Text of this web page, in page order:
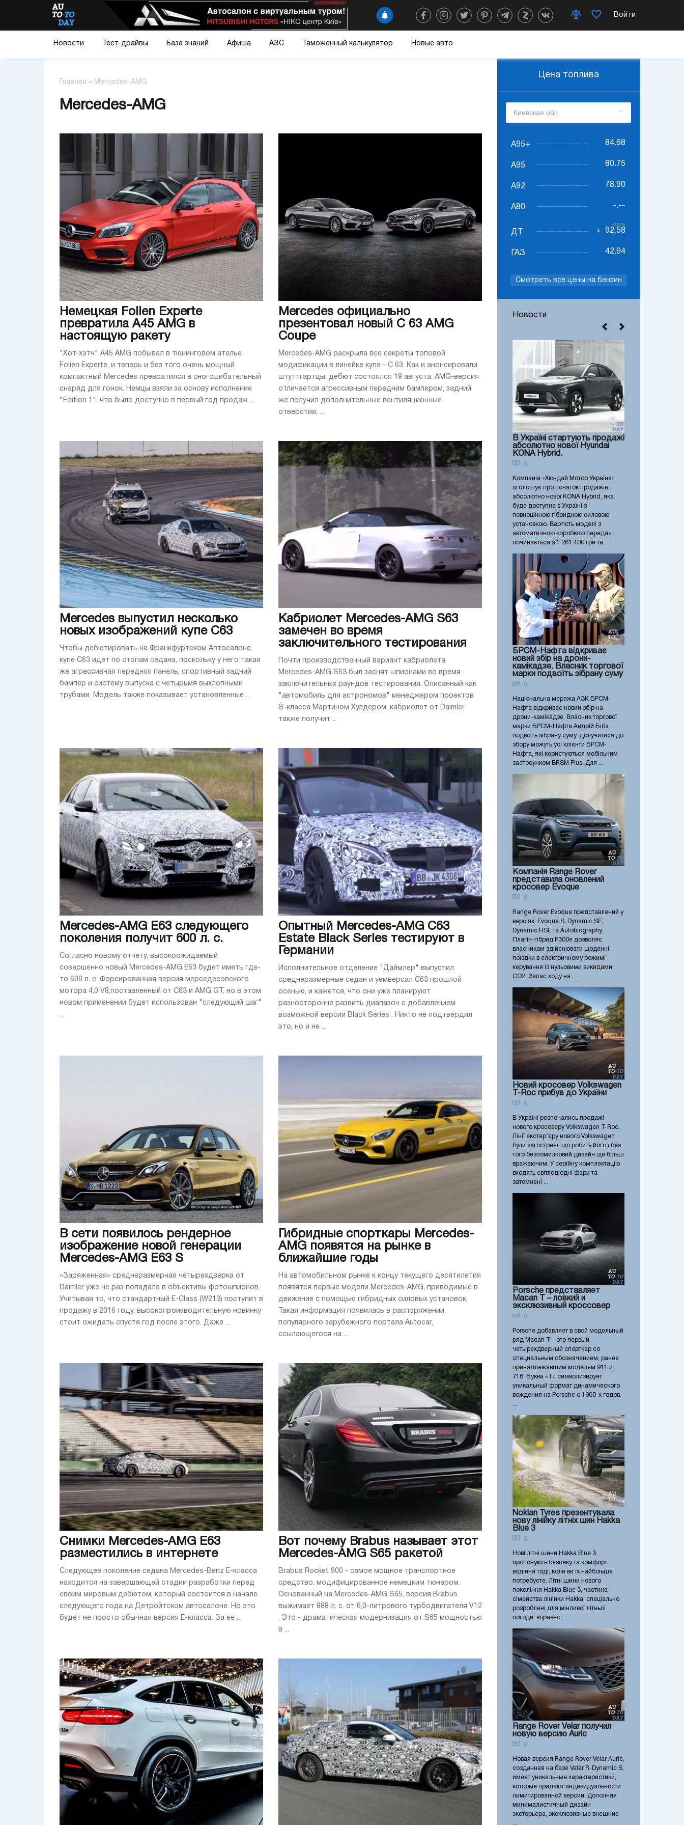
Войти
Новости Тест-драйвы База знаний Афиша АЗС Таможенный калькулятор Новые авто
Главная » Mercedes-AMG
Mercedes-AMG
Немецкая Folien Experte
превратила A45 AMG в
настоящую ракету
"Хот-хэтч" A45 AMG побывал в тюнинговом ателье
Folien Experte, и теперь и без того очень мощный
компактный Mercedes превратился в сногсшибательный
снаряд для гонок. Немцы взяли за основу исполнение
"Edition 1", что было доступно в первый год продаж ...
Mercedes официально
презентовал новый C 63 AMG
Coupe
Mercedes-AMG раскрыла все секреты топовой
модификации в линейке купе - C 63. Как и анонсировали
штуттгартцы, дебют состоялся 19 августа. AMG-версия
отличается агрессивным передним бампером, задний
же получил дополнительные вентиляционные
отверстия, ...
Mercedes выпустил несколько
новых изображений купе C63
Чтобы дебютировать на Франкфуртском Автосалоне,
купе C63 идет по стопам седана, поскольку у него такая
же агрессивная передняя панель, спортивный задний
бампер и систему выпуска с четырьмя выхлопными
трубами. Модель также показывает установленные ...
Кабриолет Mercedes-AMG S63
замечен во время
заключительного тестирования
Почти производственный вариант кабриолета
Mercedes-AMG S63 был заснят шпионами во время
заключительных раундов тестирования. Описанный как
"автомобиль для астрономов" менеджером проектов
S-класса Мартином Хулдером, кабриолет от Daimler
также получит ...
Mercedes-AMG E63 следующего
поколения получит 600 л. с.
Согласно новому отчету, высокоожидаемый
совершенно новый Mercedes-AMG E63 будет иметь где-
то 600 л. с. Форсированная версия мерседесовского
мотора 4,0 V8,поставленный от C63 и AMG GT, но в этом
новом применении будет использован "следующий шаг"
...
Опытный Mercedes-AMG C63
Estate Black Series тестируют в
Германии
Исполнительное отделение "Даймлер" выпустил
среднеразмерные седан и уемверсал C63 прошлой
осенью, и кажется, что они уже планируют
разносторонне развить диапазон с добавлением
возможной версии Black Series . Никто не подтвердил
это, но и не ...
В сети появилось рендерное
изображение новой генерации
Mercedes-AMG E63 S
«Заряженная» среднеразмерная четырехдверка от
Daimler уже не раз попадала в объективы фотошпионов.
Учитывая то, что стандартный E-Class (W213) поступит в
продажу в 2016 году, высокопроизводительную новинку
стоит ожидать спустя год после этого. Даже ...
Гибридные спорткары Mercedes-
AMG появятся на рынке в
ближайшие годы
На автомобильном рынке к концу текущего десятилетия
появятся первые модели Mercedes-AMG, приводимые в
движение с помощью гибридных силовых установок.
Такая информация появилась в распоряжении
популярного зарубежного портала Autocar,
ссылающегося на ...
Снимки Mercedes-AMG E63
разместились в интернете
Следующее поколение седана Mercedes-Benz E-класса
находится на завершающей стадии разработки перед
своим мировым дебютом, который состоится в начале
следующего года на Детройтском автосалоне. Но это
будет не просто обычная версия E-класса. За ее ...
Вот почему Brabus называет этот
Mercedes-AMG S65 ракетой
Brabus Rocket 900 - самое мощное транспортное
средство, модифицированное немецким тюнером.
Основанный на Mercedes-AMG S65, версия Brabus
выжимает 888 л. с. от 6,0-литрового турбодвигателя V12
. Это - драматическая модернизация от S65 мощностью
в ...
Цена топлива
А95+ 84.68
А95 80.75
А92 78.90
А80 -.--
ДТ
-0.51%
92.58
ГАЗ 42.94
Смотреть все цены на бензин
Новости
В Україні стартують продажі
абсолютно нової Hyundai
KONA Hybrid.
0
Компанія «Хюндай Мотор Україна»
оголошує про початок продажів
абсолютно нової KONA Hybrid, яка
буде доступна в Україні з
повноцінною гібридною силовою
установкою. Вартість моделі з
автоматичною коробкою передач
починається з 1 281 400 грн та ...
БРСМ-Нафта відкриває
новий збір на дрони-
камікадзе. Власник торгової
марки подвоїть зібрану суму
0
Національна мережа АЗК БРСМ-
Нафта відкриває новий збір на
дрони-камікадзе. Власник торгової
марки БРСМ-Нафта Андрій Біба
подвоїть зібрану суму. Долучитися до
збору можуть усі клієнти БРСМ-
Нафта, які користуються мобільним
застосунком BRSM Plus. Для ...
Компанія Range Rover
представила оновлений
кросовер Evoque
0
Range Rover Evoque представлений у
версіях: Evoque S, Dynamic SE,
Dynamic HSE та Autobiography.
Плагін-гібрид P300e дозволяє
власникам здійснювати щоденні
поїздки в електричному режимі
керування із нульовими викидами
CO2. Запас ходу на ...
Новий кросовер Volkswagen
T-Roc прибув до України
0
В Україні розпочались продажі
нового кросоверу Volkswagen T-Roc.
Лінії екстер’єру нового Volkswagen
були загострені, що робить його і без
того безпомилковий дизайн ще більш
вражаючим. У серійну комплектацію
входять світлодіодні фари та
затемнені ...
Porsche представляет
Macan T – ловкий и
эксклюзивный кроссовер
0
Porsche добавляет в свой модельный
ряд Macan T – это первый
четырехдверный спорткар со
специальным обозначением, ранее
принадлежавшим моделям 911 и
718. Буква «T» символизирует
уникальный формат динамического
вождения на Porsche с 1960-х годов.
...
Nokian Tyres презентувала
нову лінійку літніх шин Hakka
Blue 3
0
Нові літні шини Hakka Blue 3
пропонують безпеку та комфорт
водіння тоді, коли ви їх найбільше
потребуєте. Літні шини нового
покоління Hakka Blue 3, частина
сімейства лінійки Hakka, спеціально
розроблені для мінливої літньої
погоди, вправно ...
Range Rover Velar получил
новую версию Auric
0
Новая версия Range Rover Velar Auric,
созданная на базе Velar R-Dynamic S,
имеет уникальные характеристики,
которые придают индивидуальности
лимитированной версии. Дополняя
минималистичный дизайн
экстерьера, эксклюзивные внешние